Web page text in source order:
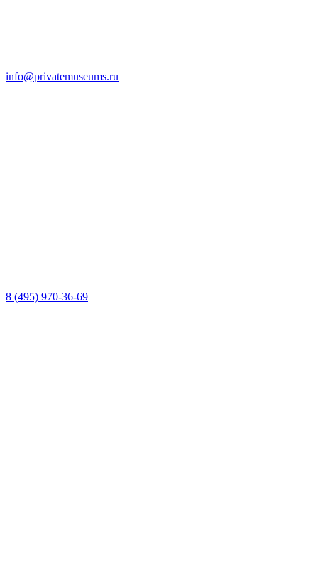
info@privatemuseums.ru
8 (495) 970-36-69